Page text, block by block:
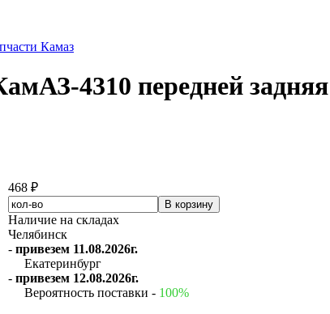
Камаз
4310 передней
468 ₽
Наличие на складах
Челябинск
- привезем 11.08.2026г.
Екатеринбург
- привезем 12.08.2026г.
Вероятность поставки - 100%